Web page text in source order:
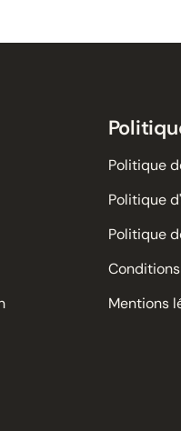
Politique
Politique
Politique
Mentions